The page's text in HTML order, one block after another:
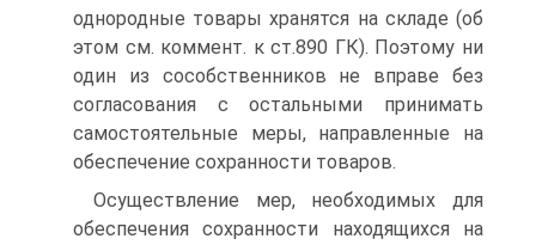
однородные товары хранятся на складе (об
этом см. коммент. к ст.890 ГК). Поэтому ни
один из сособственников не вправе без
согласования с остальными принимать
самостоятельные меры, направленные на
обеспечение сохранности товаров.
Осуществление мер, необходимых для
обеспечения сохранности находящихся на